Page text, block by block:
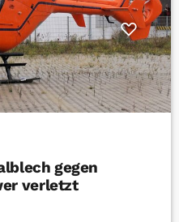
gegen
verletzt